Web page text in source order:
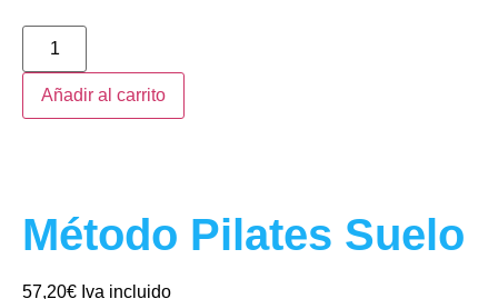
Añadir al carrito
Método Pilates Suelo
57,20€ Iva incluido